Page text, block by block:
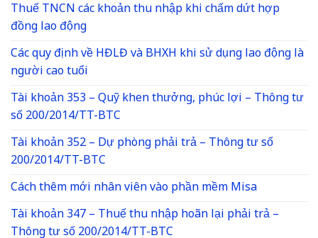
Thuế TNCN các khoản thu nhập khi chấm dứt hợp
đồng lao động
Các quy định về HĐLĐ và BHXH khi sử dụng lao động là
người cao tuổi
Tài khoản 353 – Quỹ khen thưởng, phúc lợi – Thông tư
số 200/2014/TT-BTC
Tài khoản 352 – Dự phòng phải trả – Thông tư số
200/2014/TT-BTC
Cách thêm mới nhân viên vào phần mềm Misa
Tài khoản 347 – Thuế thu nhập hoãn lại phải trả –
Thông tư số 200/2014/TT-BTC